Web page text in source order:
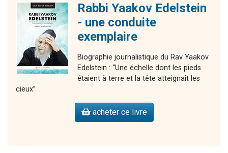
Rabbi Yaakov Edelstein
- une conduite
exemplaire
Biographie journalistique du Rav Yaakov
Edelstein : “Une échelle dont les pieds
étaient à terre et la tête atteignait les
cieux”
acheter ce livre